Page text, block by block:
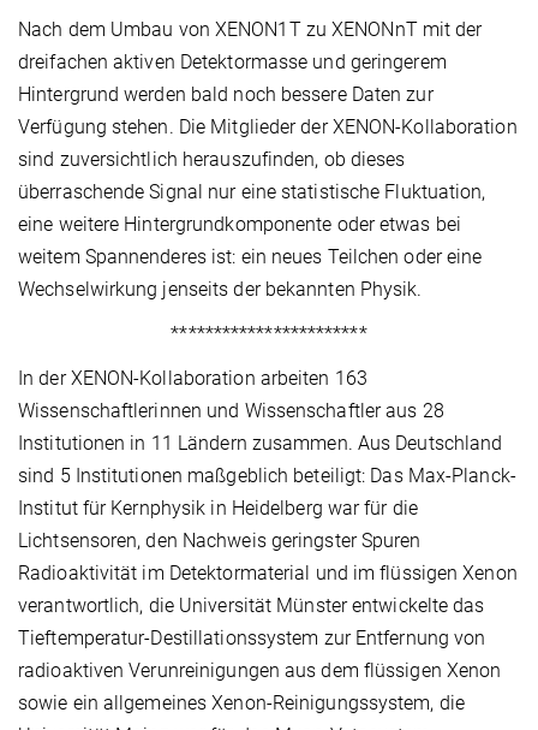
Nach dem Umbau von XENON1T zu XENONnT mit der
dreifachen aktiven Detektormasse und geringerem
Hintergrund werden bald noch bessere Daten zur
Verfügung stehen. Die Mitglieder der XENON-Kollaboration
sind zuversichtlich herauszufinden, ob dieses
überraschende Signal nur eine statistische Fluktuation,
eine weitere Hintergrundkomponente oder etwas bei
weitem Spannenderes ist: ein neues Teilchen oder eine
Wechselwirkung jenseits der bekannten Physik.
***********************
In der XENON-Kollaboration arbeiten 163
Wissenschaftlerinnen und Wissenschaftler aus 28
Institutionen in 11 Ländern zusammen. Aus Deutschland
sind 5 Institutionen maßgeblich beteiligt: Das Max-Planck-
Institut für Kernphysik in Heidelberg war für die
Lichtsensoren, den Nachweis geringster Spuren
Radioaktivität im Detektormaterial und im flüssigen Xenon
verantwortlich, die Universität Münster entwickelte das
Tieftemperatur-Destillationssystem zur Entfernung von
radioaktiven Verunreinigungen aus dem flüssigen Xenon
sowie ein allgemeines Xenon-Reinigungssystem, die